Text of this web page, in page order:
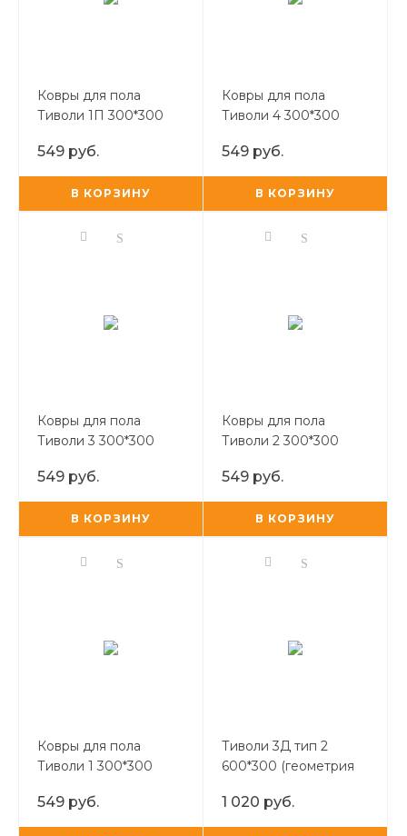
Ковры для пола
Тиволи 1П 300*300
549 руб.
В КОРЗИНУ
Ковры для пола
Тиволи 4 300*300
549 руб.
В КОРЗИНУ
Ковры для пола
Тиволи 3 300*300
549 руб.
В КОРЗИНУ
Ковры для пола
Тиволи 2 300*300
549 руб.
В КОРЗИНУ
Ковры для пола
Тиволи 1 300*300
549 руб.
Тиволи 3Д тип 2
600*300 (геометрия
1 020 руб.